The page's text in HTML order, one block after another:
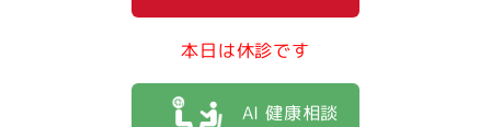
本日は休診です
AI 健康相談